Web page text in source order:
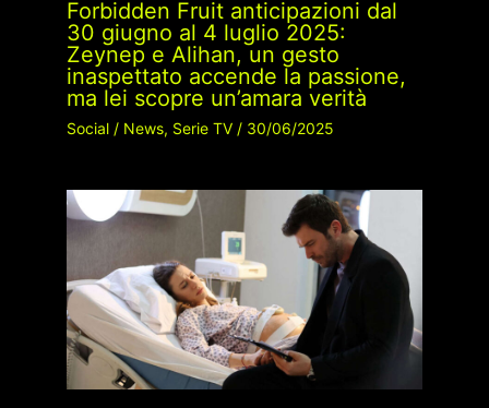
Forbidden Fruit anticipazioni dal
30 giugno al 4 luglio 2025:
Zeynep e Alihan, un gesto
inaspettato accende la passione,
ma lei scopre un’amara verità
Social/ News, Serie TV/ 30/06/2025